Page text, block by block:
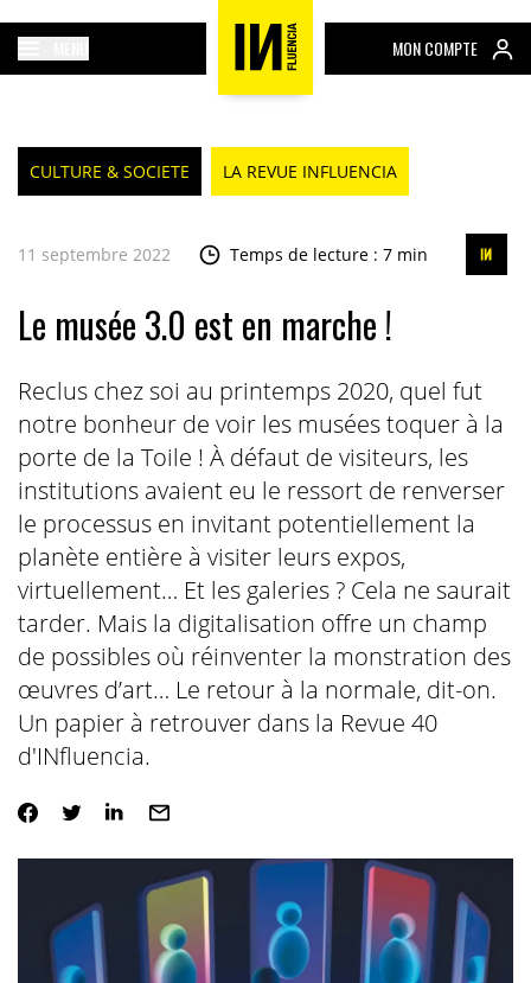
MON COMPTE
CULTURE & SOCIETE LA REVUE INFLUENCIA
11 septembre 2022 Temps de lecture : 7 min
Le musée 3.0 est en marche !
Reclus chez soi au printemps 2020, quel fut
notre bonheur de voir les musées toquer à la
porte de la Toile ! À défaut de visiteurs, les
institutions avaient eu le ressort de renverser
le processus en invitant potentiellement la
planète entière à visiter leurs expos,
virtuellement… Et les galeries ? Cela ne saurait
tarder. Mais la digitalisation offre un champ
de possibles où réinventer la monstration des
œuvres d’art… Le retour à la normale, dit-on.
Un papier à retrouver dans la Revue 40
d'INfluencia.